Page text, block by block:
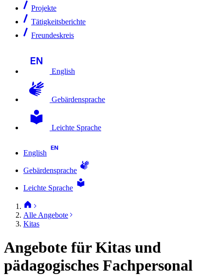
Projekte
Tätigkeitsberichte
Freundeskreis
English
Gebärdensprache
Leichte Sprache
English
Gebärdensprache
Leichte Sprache
Alle Angebote
Kitas
Angebote für Kitas und
pädagogisches Fachpersonal